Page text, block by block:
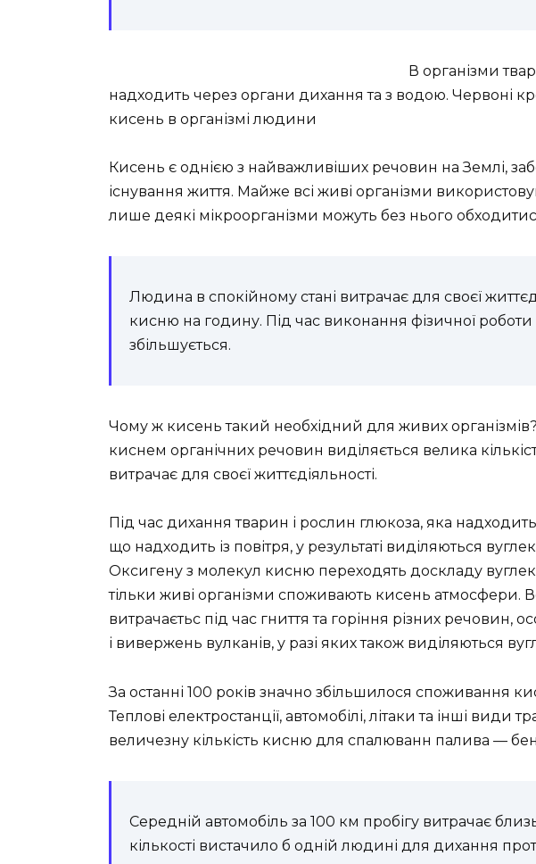
В організми
надходить через органи дихання та з водою. Червоні
кисень в організмі людини
Кисень є однією з найважливіших речовин на Землі,
існування життя. Майже всі живі організми
лише деякі мікроорганізми можуть без нього
Людина в спокійному стані витрачає для своєї
кисню на годину. Під час виконання фізичної
збільшується.
Чому ж кисень такий необхідний для живих
киснем органічних речовин виділяється велика
витрачає для своєї життєдіяльності.
Під час дихання тварин і рослин глюкоза, яка
що надходить із повітря, у результаті виділяються
Оксигену з молекул кисню переходять доскладу
тільки живі організми споживають кисень атмосфери.
витрачаєтьс під час гниття та горіння різних речовин,
і вивержень вулканів, у разі яких також виділяються
За останні 100 років значно збільшилося споживання
Теплові електростанції, автомобілі, літаки та інші види
величезну кількість кисню для спалюванн палива —
Середній автомобіль за 100 км пробігу витрачає
кількості вистачило б одній людині для дихання